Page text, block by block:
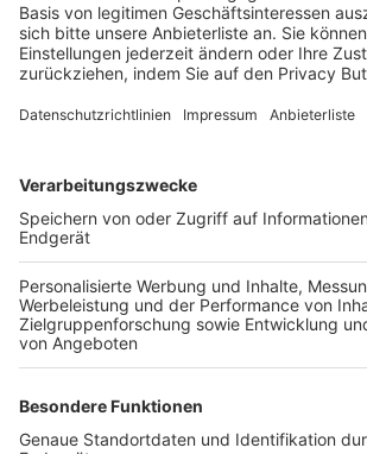
Login SpielPlus
FOLGE DEM BFV
TOP-VEREINE
TOP-PARTNER